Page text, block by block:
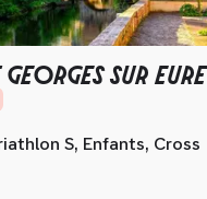
SUR EURE
S, Enfants, Cross